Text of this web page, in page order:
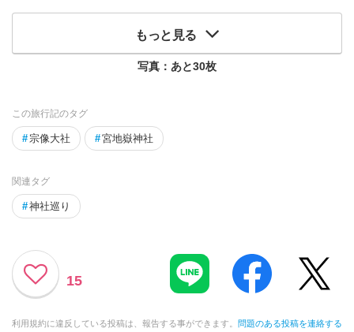
もっと見る
写真：あと30枚
この旅行記のタグ
# 宗像大社 #宮地嶽神社
関連タグ
#神社巡り
15
利用規約に違反している投稿は、報告する事ができます。 問題のある投稿を連絡する